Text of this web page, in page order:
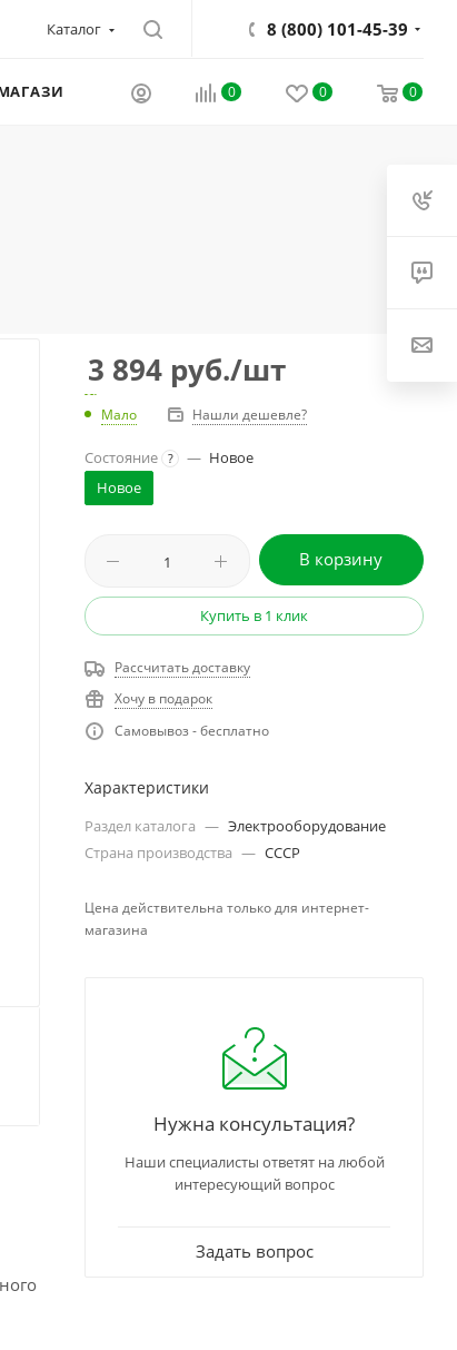
Каталог 8 (800) 101-45-39
0 0 0
3 894 руб./шт
Мало Нашли дешевле?
Состояние ? — Новое
Новое
В корзину
Купить в 1 клик
Рассчитать доставку
Хочу в подарок
Самовывоз - бесплатно
Характеристики
Раздел каталога — Электрооборудование
Страна производства — СССР
Цена действительна только для интернет-
магазина
Нужна консультация?
Наши специалисты ответят на любой
интересующий вопрос
Задать вопрос